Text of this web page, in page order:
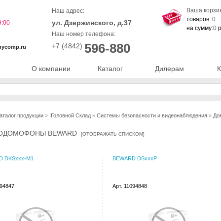
О компании Каталог Дилерам
Наш адрес:
ул. Дзержинского, д.37
Наш номер телефона:
+7 (4842) 596-880
Ваша
товаров: 0
на сумму:0
продукции » !Головной Склад » Системы безопасности и видеонаблюдения »
BEWARD [ОТОБРАЖАТЬ СПИСКОМ]
DKSxxx-M1 BEWARD DSxxxP
Арт. 11094848